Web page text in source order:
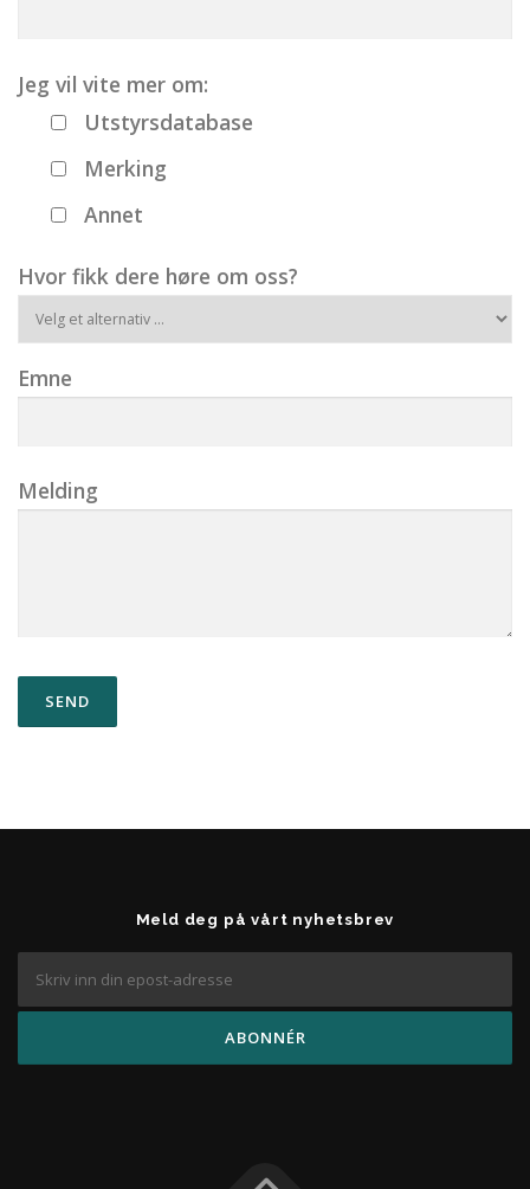
Jeg vil vite mer om:
Utstyrsdatabase
Merking
Annet
Hvor fikk dere høre om oss?
Emne
Melding
Meld deg på vårt nyhetsbrev